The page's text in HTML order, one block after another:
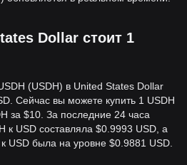
Dollar стоит 1
(USDH) в United States Dollar
Сейчас вы можете купить 1 USDH
за $10. За последние 24 часа
к USD составляла $0.9993 USD, а
USD была на уровне $0.9881 USD.